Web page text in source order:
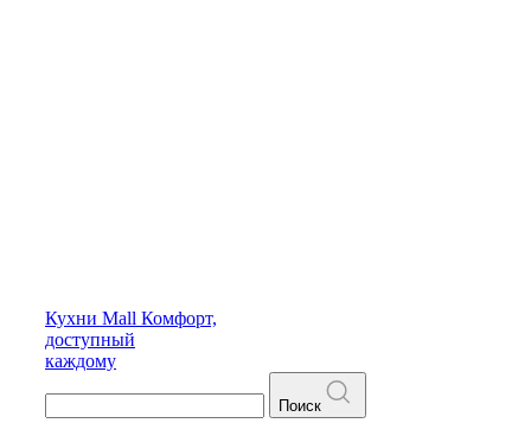
Кухни Mall Комфорт,
доступный
каждому
Поиск